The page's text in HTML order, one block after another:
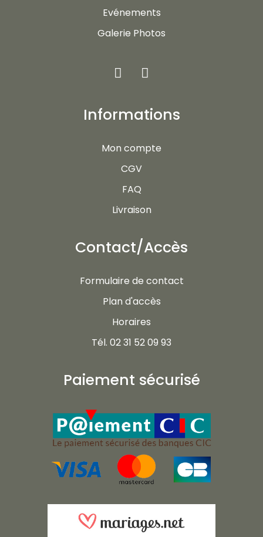
Evénements
Galerie Photos
Informations
Mon compte
CGV
FAQ
Livraison
Contact/Accès
Formulaire de contact
Plan d'accès
Horaires
Tél. 02 31 52 09 93
Paiement sécurisé